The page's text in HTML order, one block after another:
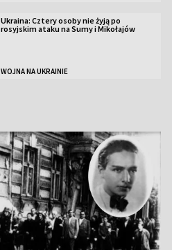
Ukraina: Cztery osoby nie żyją po
rosyjskim ataku na Sumy i Mikołajów
WOJNA NA UKRAINIE